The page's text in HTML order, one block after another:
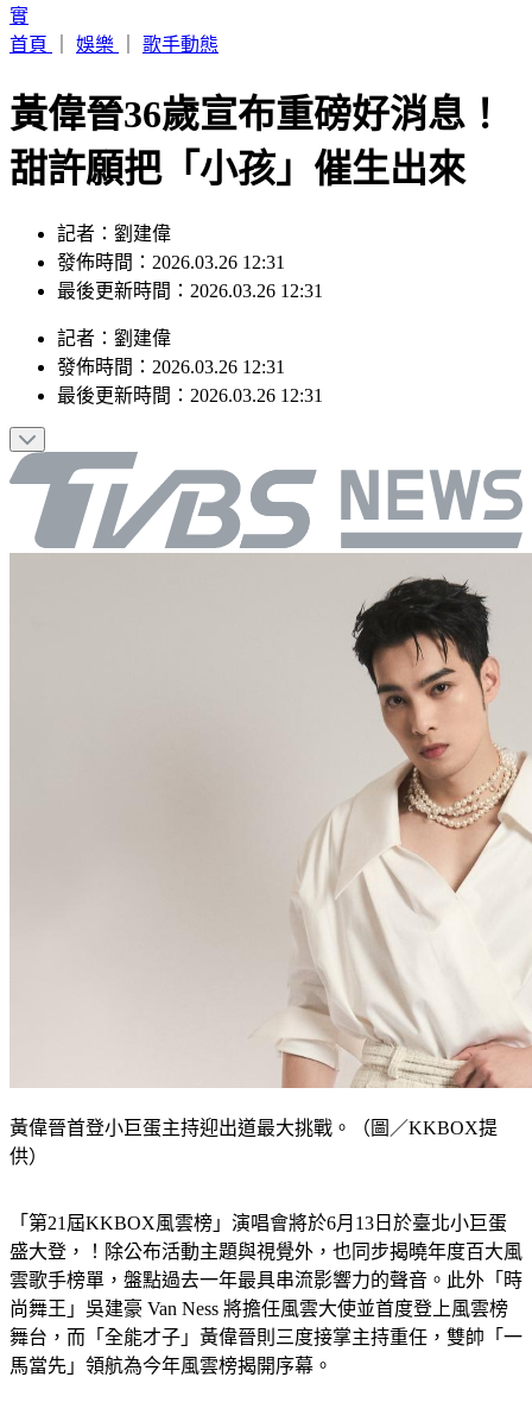
天亡
首頁
娛樂 歌手動態
黃偉晉36歲宣布重磅好消息！
甜許願把「小孩」催生出來
記者：劉建偉
發佈時間：2026.03.26 12:31
最後更新時間：2026.03.26 12:31
記者 ： 劉建偉
發佈時間： 2026.03.26 12:31
最後更新時間： 2026.03.26 12:31
黃偉晉首登小巨蛋主持迎出道最大挑戰。（圖／KKBOX提
供）
「第21屆KKBOX風雲榜」演唱會將於6月13日於臺北小巨蛋
盛大登，！除公布活動主題與視覺外，也同步揭曉年度百大風
雲歌手榜單，盤點過去一年最具串流影響力的聲音。此外「時
尚舞王」吳建豪 Van Ness 將擔任風雲大使並首度登上風雲榜
舞台，而「全能才子」黃偉晉則三度接掌主持重任，雙帥「一
馬當先」領航為今年風雲榜揭開序幕。